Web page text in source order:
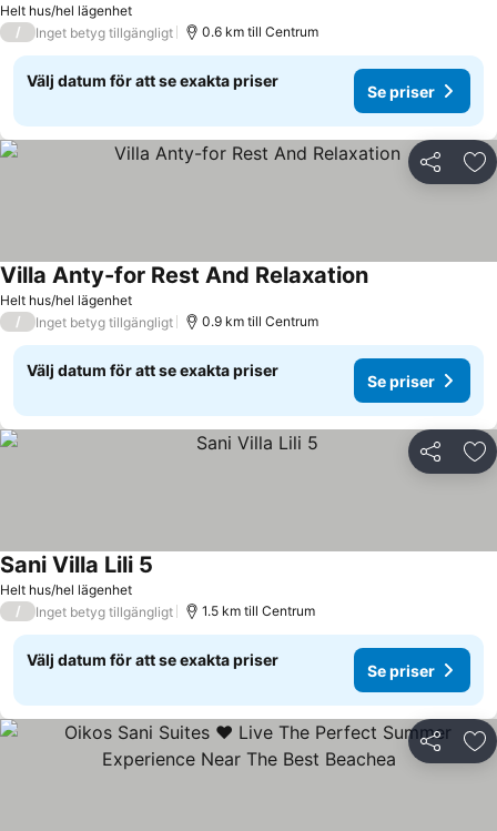
Helt hus/hel lägenhet
/ Inget betyg tillgängligt 0.6 km till Centrum
Välj datum för att se exakta priser
Se priser
Dela
Helt hus/hel lägenhet
Villa Anty-for Rest And Relaxation
/ Inget betyg tillgängligt 0.9 km till Centrum
Välj datum för att se exakta priser
Se priser
Dela
Helt hus/hel lägenhet
Sani Villa Lili 5
/ Inget betyg tillgängligt 1.5 km till Centrum
Välj datum för att se exakta priser
Se priser
Dela